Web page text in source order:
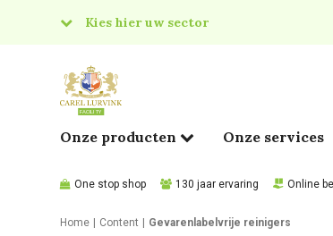
Kies hier uw sector
Food
Onze producten Onze services
One stop shop 130 jaar ervaring Online
Home Content Gevarenlabelvrije reinigers